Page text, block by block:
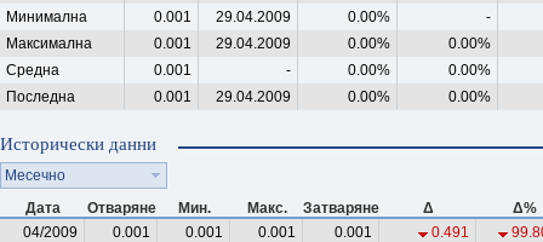
Минимална
0.001 29.04.2009 0.00%
-
Максимална
0.001 29.04.2009 0.00%
0.00%
Средна
0.001 - 0.00%
0.00%
Последна
0.001 29.04.2009 0.00% 0.00%
Исторически данни
Месечно
Дата
Отваряне Мин. Макс. Затваряне Δ
Δ%
04/2009
0.001 0.001 0.001 0.001 0.491